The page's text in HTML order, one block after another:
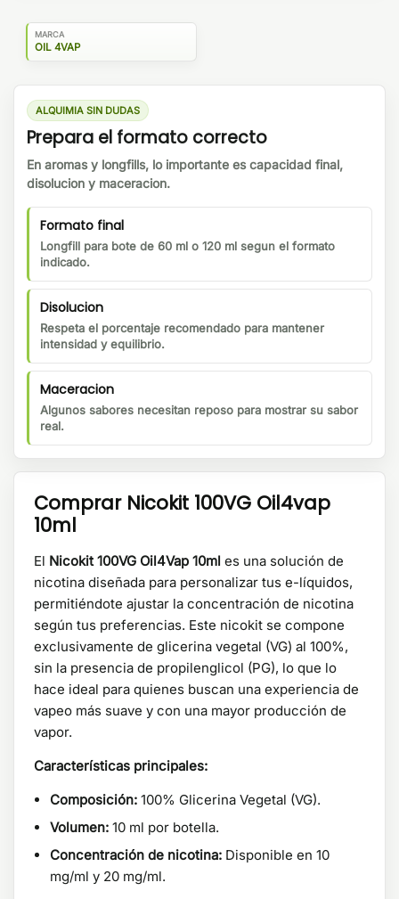
MARCA
OIL 4VAP
ALQUIMIA SIN DUDAS
Prepara el formato correcto
En aromas y longfills, lo importante es capacidad final,
disolucion y maceracion.
Formato final
Longfill para bote de 60 ml o 120 ml segun el formato
indicado.
Disolucion
Respeta el porcentaje recomendado para mantener
intensidad y equilibrio.
Maceracion
Algunos sabores necesitan reposo para mostrar su sabor
real.
Comprar Nicokit 100VG Oil4vap
10ml
El Nicokit 100VG Oil4Vap 10ml es una solución de
nicotina diseñada para personalizar tus e-líquidos,
permitiéndote ajustar la concentración de nicotina
según tus preferencias. Este nicokit se compone
exclusivamente de glicerina vegetal (VG) al 100%,
sin la presencia de propilenglicol (PG), lo que lo
hace ideal para quienes buscan una experiencia de
vapeo más suave y con una mayor producción de
vapor.
Características principales:
Composición: 100% Glicerina Vegetal (VG).
Volumen: 10 ml por botella.
Concentración de nicotina: Disponible en 10
mg/ml y 20 mg/ml.